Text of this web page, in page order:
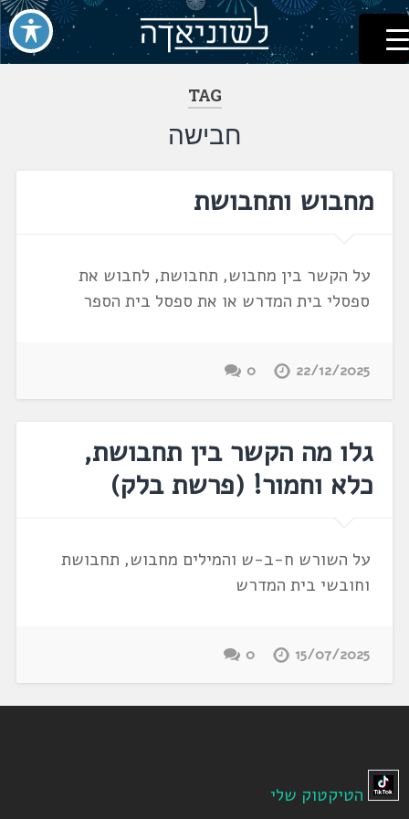
דלג
לתוכן
לשוניאדה
עברית. לשון. שפה
TAG
חבישה
מחבוש ותחבושת
על הקשר בין מחבוש, תחבושת, לחבוש את
ספסלי בית המדרש או את ספסל בית הספר
22/12/2025
0
גלו מה הקשר בין תחבושת,
כלא וחמור! (פרשת בלק)
על השורש ח-ב-ש והמילים מחבוש, תחבושת
וחובשי בית המדרש
15/07/2025
0
הטיקטוק שלי